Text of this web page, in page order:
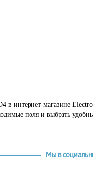
интернет-магазине
поля и выбрать
Мы в